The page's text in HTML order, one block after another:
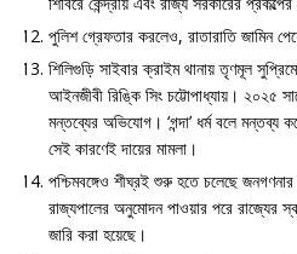
পুলিশ গ্রেফতার করলেও, রাতারাতি জামিন
শিলিগুড়ি সাইবার ক্রাইম থানায় তৃণমূল
আইনজীবী রিঙ্কি সিং চট্টোপাধ্যায়। ২০২৫
মন্তব্যের অভিযোগ। ‘গন্দা’ ধর্ম বলে মন্তব্য
সেই কারণেই দায়ের মামলা।
পশ্চিমবঙ্গেও শীঘ্রই শুরু হতে চলেছে
রাজ্যপালের অনুমোদন পাওয়ার পরে রাজ্যের
জারি করা হয়েছে।